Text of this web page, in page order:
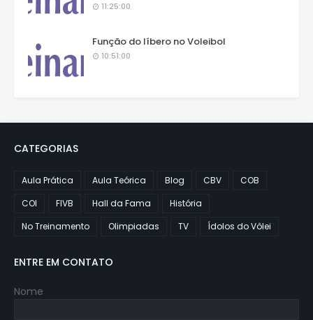
11:25:00
Função do líbero no Voleibol
10:51:00
CATEGORIAS
Aula Prática Aula Teórica Blog CBV
COB
COI
FIVB Hall da Fama
História
No Treinamento
Olimpiadas TV Ídolos do Vôlei
ENTRE EM CONTATO
Nome